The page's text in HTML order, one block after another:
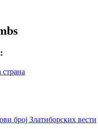
смо
НВО
број Златиборских вести